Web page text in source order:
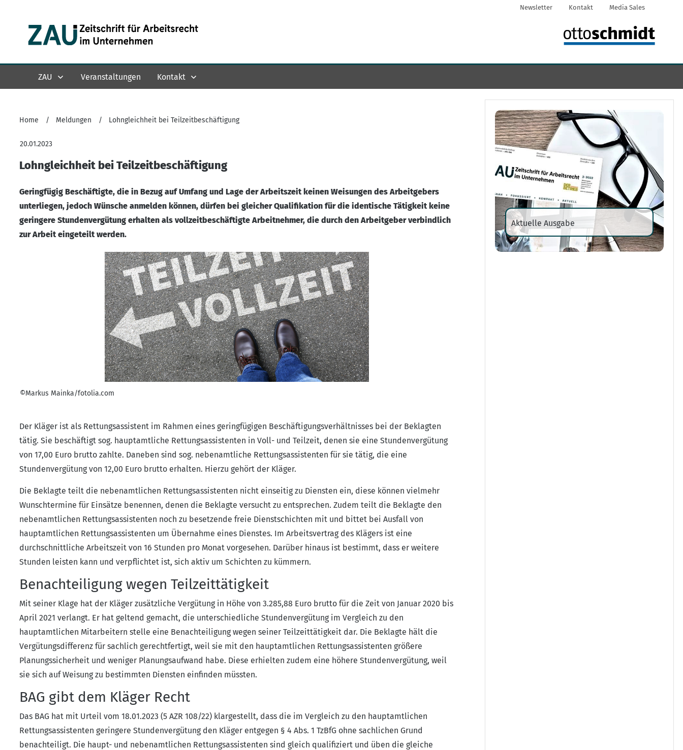
Newsletter Kontakt Media Sales
ZAU Veranstaltungen Kontakt
Home / Meldungen / Lohngleichheit bei Teilzeitbeschäftigung
20.01.2023
Lohngleichheit bei Teilzeitbeschäftigung
Geringfügig Beschäftigte, die in Bezug auf Umfang und Lage der Arbeitszeit keinen Weisungen des Arbeitgebers
unterliegen, jedoch Wünsche anmelden können, dürfen bei gleicher Qualifikation für die identische Tätigkeit keine
geringere Stundenvergütung erhalten als vollzeitbeschäftigte Arbeitnehmer, die durch den Arbeitgeber verbindlich
zur Arbeit eingeteilt werden.
©Markus Mainka/fotolia.com
Der Kläger ist als Rettungsassistent im Rahmen eines geringfügigen Beschäftigungsverhältnisses bei der Beklagten
tätig. Sie beschäftigt sog. hauptamtliche Rettungsassistenten in Voll- und Teilzeit, denen sie eine Stundenvergütung
von 17,00 Euro brutto zahlte. Daneben sind sog. nebenamtliche Rettungsassistenten für sie tätig, die eine
Stundenvergütung von 12,00 Euro brutto erhalten. Hierzu gehört der Kläger.
Die Beklagte teilt die nebenamtlichen Rettungsassistenten nicht einseitig zu Diensten ein, diese können vielmehr
Wunschtermine für Einsätze benennen, denen die Beklagte versucht zu entsprechen. Zudem teilt die Beklagte den
nebenamtlichen Rettungsassistenten noch zu besetzende freie Dienstschichten mit und bittet bei Ausfall von
hauptamtlichen Rettungsassistenten um Übernahme eines Dienstes. Im Arbeitsvertrag des Klägers ist eine
durchschnittliche Arbeitszeit von 16 Stunden pro Monat vorgesehen. Darüber hinaus ist bestimmt, dass er weitere
Stunden leisten kann und verpflichtet ist, sich aktiv um Schichten zu kümmern.
Benachteiligung wegen Teilzeittätigkeit
Mit seiner Klage hat der Kläger zusätzliche Vergütung in Höhe von 3.285,88 Euro brutto für die Zeit von Januar 2020 bis
April 2021 verlangt. Er hat geltend gemacht, die unterschiedliche Stundenvergütung im Vergleich zu den
hauptamtlichen Mitarbeitern stelle eine Benachteiligung wegen seiner Teilzeittätigkeit dar. Die Beklagte hält die
Vergütungsdifferenz für sachlich gerechtfertigt, weil sie mit den hauptamtlichen Rettungsassistenten größere
Planungssicherheit und weniger Planungsaufwand habe. Diese erhielten zudem eine höhere Stundenvergütung, weil
sie sich auf Weisung zu bestimmten Diensten einfinden müssten.
BAG gibt dem Kläger Recht
Das BAG hat mit Urteil vom 18.01.2023 (5 AZR 108/22) klargestellt, dass die im Vergleich zu den hauptamtlichen
Rettungsassistenten geringere Stundenvergütung den Kläger entgegen § 4 Abs. 1 TzBfG ohne sachlichen Grund
benachteiligt. Die haupt- und nebenamtlichen Rettungsassistenten sind gleich qualifiziert und üben die gleiche
Aktuelle Ausgabe